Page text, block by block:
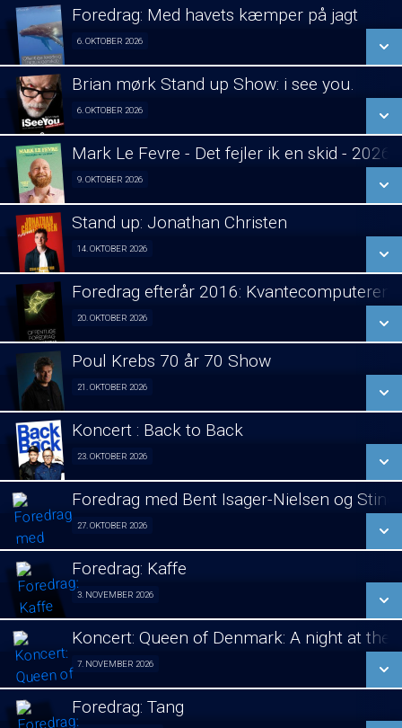
LÆS MERE
LÆS MERE
Foredrag: Med havets kæmper på jagt
6. OKTOBER 2026Foredrag fra Århus 06/10
LÆS MERE
Brian mørk Stand up Show: i see you.
6. OKTOBER 2026
LÆS MERE
Mark Le Fevre - Det fejler ik en skid - 2026
9. OKTOBER 2026
LÆS MERE
Stand up: Jonathan Christen
14. OKTOBER 2026
LÆS MERE
Foredrag efterår 2016: Kvantecomputeren
20. OKTOBER 2026Foredrag fra Århus 20/10
LÆS MERE
Poul Krebs 70 år 70 Show
21. OKTOBER 2026
Poul Krebs 70 år - 70 Koncerter 21/10
LÆS MERE
Koncert : Back to Back
23. OKTOBER 2026
LÆS MERE
Foredrag med Bent Isager-Nielsen og
27. OKTOBER 2026Foredrag aften 27/10
LÆS MERE
Foredrag: Kaffe
3. NOVEMBER 2026Foredrag fra Århus 03/11
LÆS MERE
Koncert: Queen of Denmark: A night at the
7. NOVEMBER 2026
Foredrag: Tang